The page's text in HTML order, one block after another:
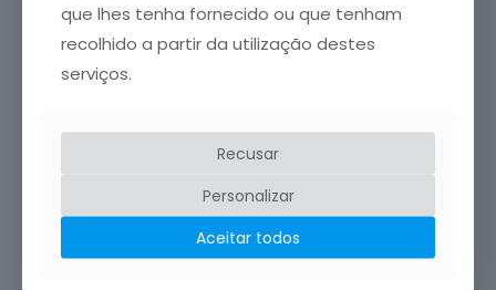
que lhes tenha fornecido ou que tenham
recolhido a partir da utilização destes
serviços.
Recusar
Personalizar
Aceitar todos